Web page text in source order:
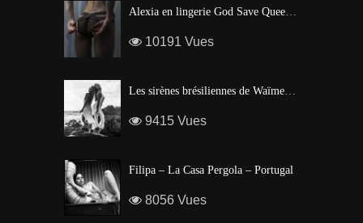
10191 Vues
9415 Vues
Filipa – La Casa Pergola – Portugal
8056 Vues